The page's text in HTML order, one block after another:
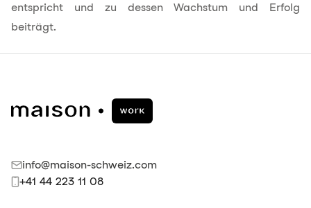
entspricht und zu dessen Wachstum und Erfolg
beiträgt.
info@maison-schweiz.com
+41 44 223 11 08